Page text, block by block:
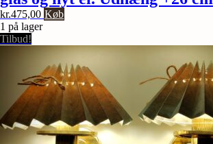
kr.475,00 Køb
1 på lager
Tilbud!